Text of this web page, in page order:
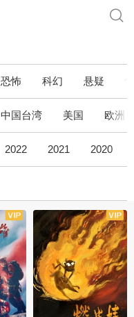
恐怖 科幻 悬疑
中国台湾 美国 欧洲
2022 2021 2020